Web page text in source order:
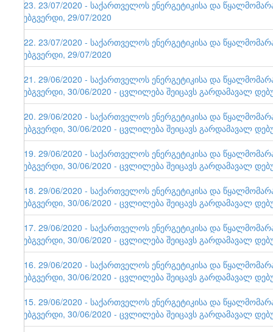
123. 23/07/2020 - საქართველოს ენერგეტიკისა და
ვებგვერდი, 29/07/2020
122. 23/07/2020 - საქართველოს ენერგეტიკისა და
ვებგვერდი, 29/07/2020
121. 29/06/2020 - საქართველოს ენერგეტიკისა და
ვებგვერდი, 30/06/2020 - ცვლილება შეიცავს გარდამავალ
120. 29/06/2020 - საქართველოს ენერგეტიკისა და
ვებგვერდი, 30/06/2020 - ცვლილება შეიცავს გარდამავალ
119. 29/06/2020 - საქართველოს ენერგეტიკისა და
ვებგვერდი, 30/06/2020 - ცვლილება შეიცავს გარდამავალ
118. 29/06/2020 - საქართველოს ენერგეტიკისა და
ვებგვერდი, 30/06/2020 - ცვლილება შეიცავს გარდამავალ
117. 29/06/2020 - საქართველოს ენერგეტიკისა და
ვებგვერდი, 30/06/2020 - ცვლილება შეიცავს გარდამავალ
116. 29/06/2020 - საქართველოს ენერგეტიკისა და
ვებგვერდი, 30/06/2020 - ცვლილება შეიცავს გარდამავალ
115. 29/06/2020 - საქართველოს ენერგეტიკისა და
ვებგვერდი, 30/06/2020 - ცვლილება შეიცავს გარდამავალ